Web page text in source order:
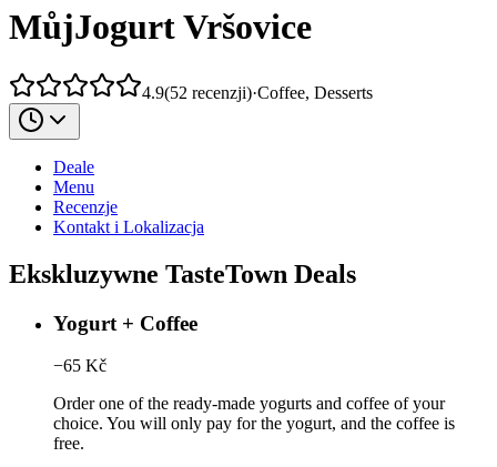
MůjJogurt Vršovice
4.9(52 recenzji)·Coffee, Desserts
Deale
Menu
Recenzje
Kontakt i Lokalizacja
Ekskluzywne TasteTown Deals
Yogurt + Coffee
−65 Kč
Order one of the ready-made yogurts and coffee of your
choice. You will only pay for the yogurt, and the coffee is
free.